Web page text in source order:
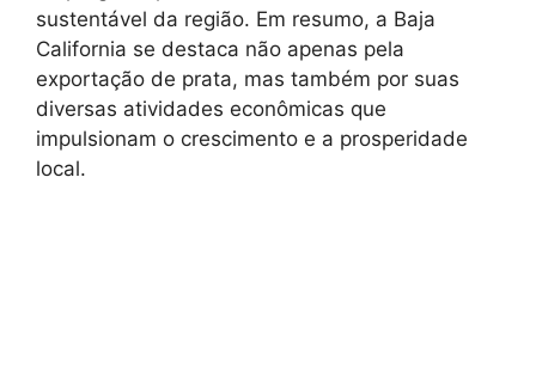
sustentável da região. Em resumo, a Baja
California se destaca não apenas pela
exportação de prata, mas também por suas
diversas atividades econômicas que
impulsionam o crescimento e a prosperidade
local.